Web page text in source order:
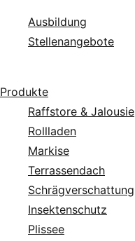
Ausbildung
Stellenangebote
Produkte
Raffstore & Jalousie
Rollladen
Markise
Terrassendach
Schrägverschattung
Insektenschutz
Plissee